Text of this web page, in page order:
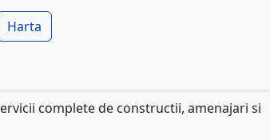
Harta
complete de constructii, amenajari si